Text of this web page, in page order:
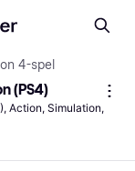
4-spel
(PS4)
Action, Simulation,